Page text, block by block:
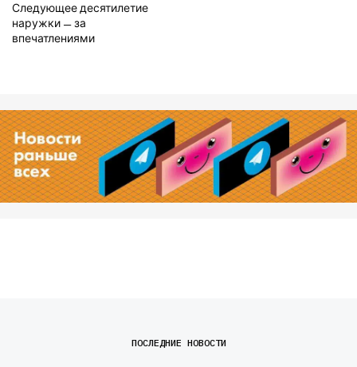
Следующее десятилетие
наружки — за
впечатлениями
ПОСЛЕДНИЕ НОВОСТИ